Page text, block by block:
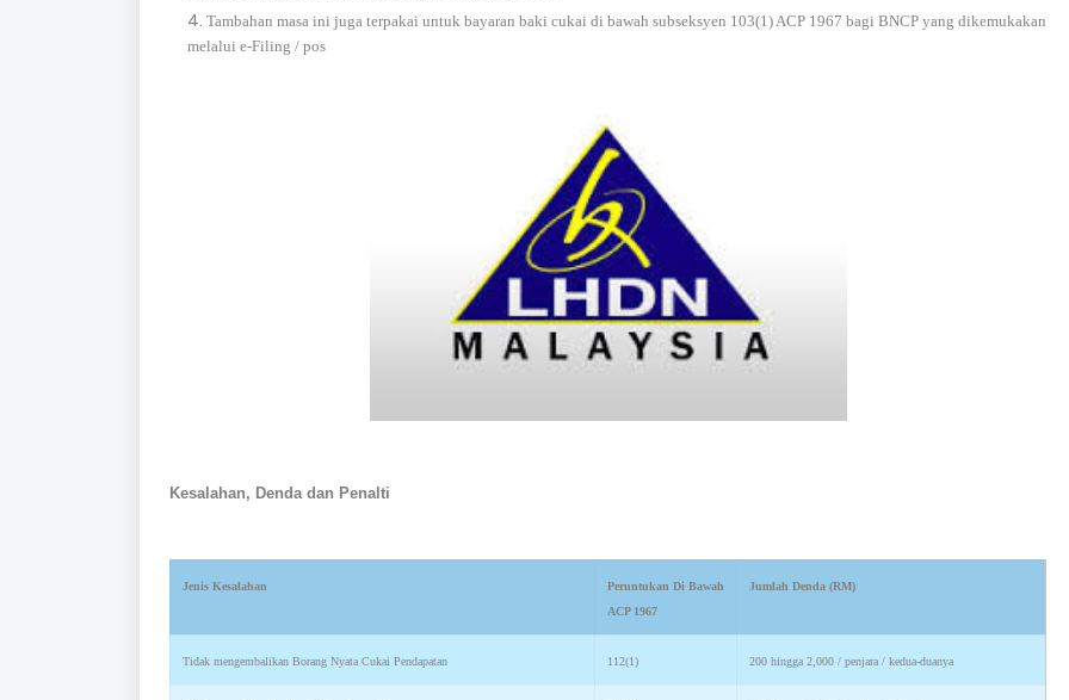
Tambahan masa ini juga terpakai untuk bayaran baki cukai di bawah subseksyen 103(1) ACP 1967 bagi BNCP yang dikemukakan
melalui e-Filing / pos
Kesalahan, Denda dan Penalti
Jenis Kesalahan
Peruntukan Di Bawah
ACP 1967
Jumlah Denda (RM)
Tidak mengembalikan Borang Nyata Cukai Pendapatan 112(1) 200 hingga 2,000 / penjara / kedua-duanya